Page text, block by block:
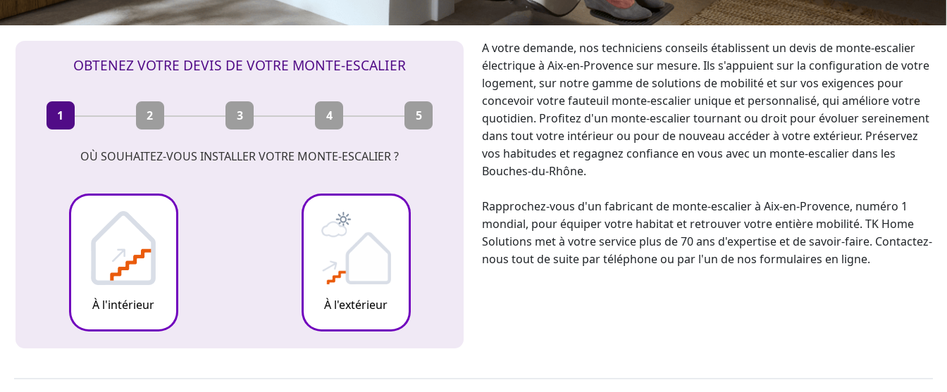
OBTENEZ VOTRE DEVIS DE VOTRE MONTE-ESCALIER
1 2 3 4 5
OÙ SOUHAITEZ-VOUS INSTALLER VOTRE MONTE-ESCALIER ?
À l'intérieur À l'extérieur
A votre demande, nos techniciens conseils établissent un devis de monte-escalier
électriqueà Aix-en-Provence sur mesure. Ils s'appuient sur la configuration de votre
logement, sur notre gamme de solutions de mobilité et sur vos exigences pour
concevoir votre fauteuil monte-escalier unique et personnalisé, qui améliore votre
quotidien. Profitez d'un monte-escalier tournant ou droit pour évoluer sereinement
dans tout votre intérieur ou pour de nouveau accéder à votre extérieur. Préservez
vos habitudes et regagnez confiance en vous avec un monte-escalier dans les
Bouches-du-Rhône.
Rapprochez-vous d'un fabricant de monte-escalier à Aix-en-Provence, numéro 1
mondial, pour équiper votre habitat et retrouver votre entière mobilité. TK Home
Solutions met à votre service plus de 70 ans d'expertise et de savoir-faire. Contactez-
nous tout de suite par téléphone ou par l'un de nos formulaires en ligne.